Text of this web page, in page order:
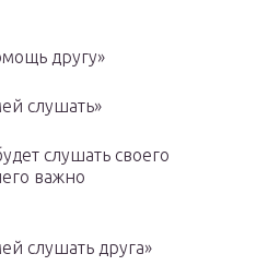
другу»
слушать»
слушать своего
важно
слушать друга»